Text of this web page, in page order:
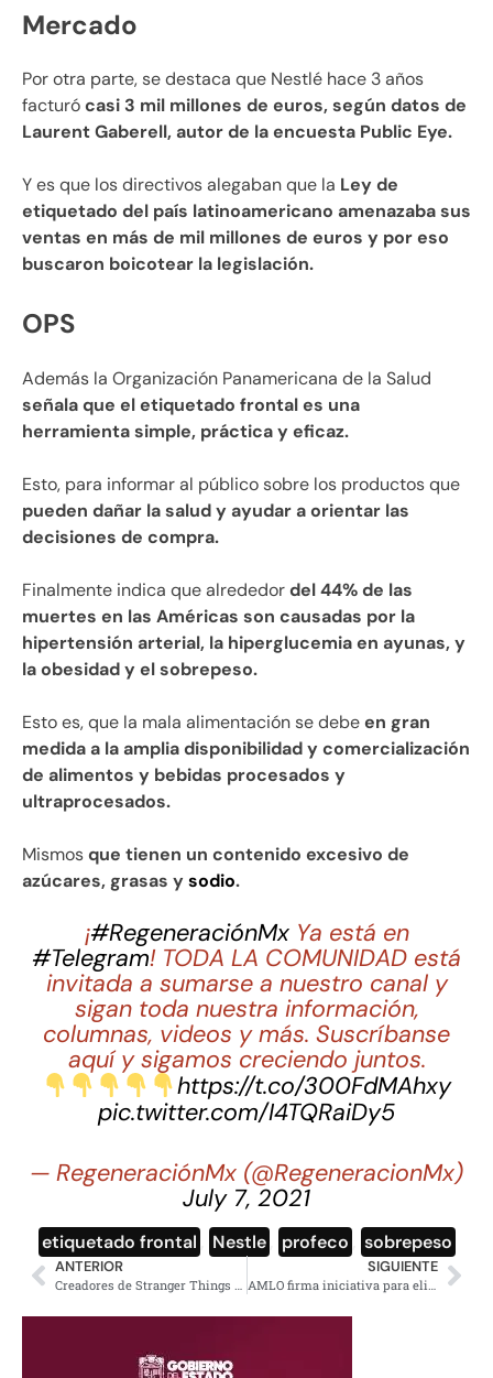
Mercado
Por otra parte, se destaca que Nestlé hace 3 años
facturócasi 3 mil millones de euros, según datos de
Laurent Gaberell, autor de la encuesta Public Eye.
Y es que los directivos alegaban que la Ley de
etiquetado del país latinoamericano amenazaba sus
ventas en más de mil millones de euros y por eso
buscaron boicotear la legislación.
OPS
Además la Organización Panamericana de la Salud
señala que el etiquetado frontal es una
herramienta simple, práctica y eficaz.
Esto, para informar al público sobre los productos que
pueden dañar la salud y ayudar a orientar las
decisiones de compra.
Finalmente indica que alrededordel 44% de las
muertes en las Américas son causadas por la
hipertensión arterial, la hiperglucemia en ayunas, y
la obesidad y el sobrepeso.
Esto es, que la mala alimentación se debeen gran
medida a la amplia disponibilidad y comercialización
de alimentos y bebidas procesados y
ultraprocesados.
Mismosque tienen un contenido excesivo de
azúcares, grasas ysodio.
¡#RegeneraciónMxYa está en
#Telegram! TODA LA COMUNIDAD está
invitada a sumarse a nuestro canal y
sigan toda nuestra información,
columnas, videos y más. Suscríbanse
aquí y sigamos creciendo juntos.
https://t.co/300FdMAhxy
pic.twitter.com/I4TQRaiDy5
— RegeneraciónMx (@RegeneracionMx)
July 7, 2021
etiquetado frontal Nestle profeco sobrepeso
ANTERIOR
Creadores de Stranger Things aseguraron que comenzarán a escribir la quinta temporada
SIGUIENTE
AMLO firma iniciativa para eliminar el Horario de verano, vigente desde 1996